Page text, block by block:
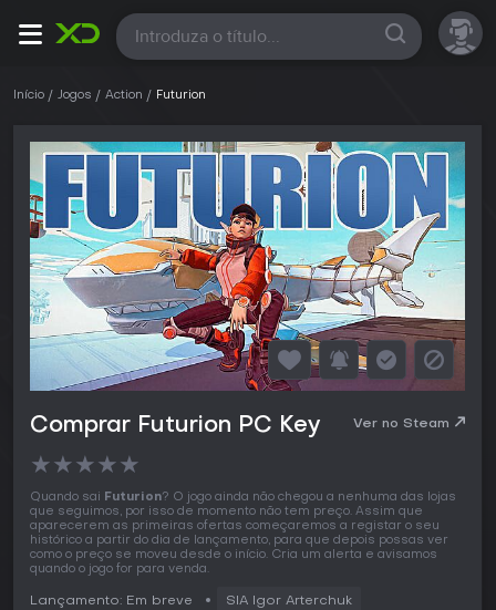
Todas
Início Jogos Action Futurion
Comprar Futurion PC Key Ver no Steam
★★★★★
Quando sai Futurion? O jogo ainda não chegou a nenhuma das lojas
que seguimos, por isso de momento não tem preço. Assim que
aparecerem as primeiras ofertas começaremos a registar o seu
histórico a partir do dia de lançamento, para que depois possas ver
como o preço se moveu desde o início. Cria um alerta e avisamos
quando o jogo for para venda.
Lançamento: Em breve SIA Igor Arterchuk